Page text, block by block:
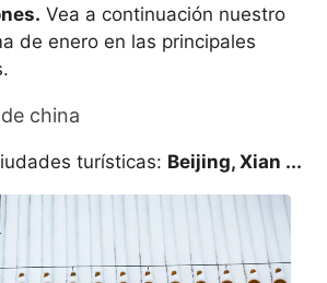
Vea a continuación nuestro
de enero en las principales
china
turísticas: Beijing, Xian ...